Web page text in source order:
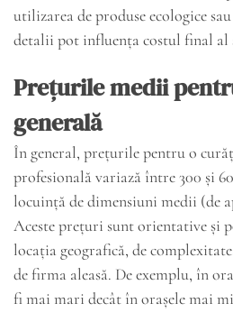
utilizarea de produse ecologice
detalii pot influența costul final al
Prețurile medii
generală
În general, prețurile pentru o
profesională variază între 300 și
locuință de dimensiuni medii (de
Aceste prețuri sunt orientative și
locația geografică, de
de firma aleasă. De exemplu, în
fi mai mari decât în orașele mai